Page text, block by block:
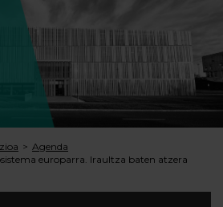
Agenda
europarra. Iraultza baten atzera